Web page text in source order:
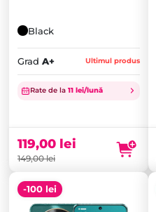
Black
Grad A+ Ultimul produs
Rate de la 11 lei/lună
149,00lei
Prețul
fost:
149,00 lei.
119,00 lei
este:
119,00 lei.
-100 lei